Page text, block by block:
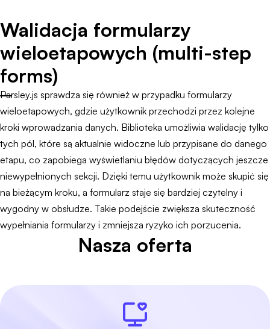
Walidacja formularzy
wieloetapowych (multi-step
forms)
Parsley.js sprawdza się również w przypadku formularzy
wieloetapowych, gdzie użytkownik przechodzi przez kolejne
kroki wprowadzania danych. Biblioteka umożliwia walidację tylko
tych pól, które są aktualnie widoczne lub przypisane do danego
etapu, co zapobiega wyświetlaniu błędów dotyczących jeszcze
niewypełnionych sekcji. Dzięki temu użytkownik może skupić się
na bieżącym kroku, a formularz staje się bardziej czytelny i
wygodny w obsłudze. Takie podejście zwiększa skuteczność
wypełniania formularzy i zmniejsza ryzyko ich porzucenia.
Nasza oferta